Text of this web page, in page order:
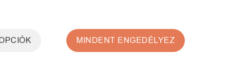
MINDENT ENGEDÉLYEZ